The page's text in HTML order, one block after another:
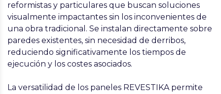
reformistas y particulares que buscan soluciones
visualmente impactantes sin los inconvenientes de
una obra tradicional. Se instalan directamente sobre
paredes existentes, sin necesidad de derribos,
reduciendo significativamente los tiempos de
ejecución y los costes asociados.
La versatilidad de los paneles REVESTIKA permite